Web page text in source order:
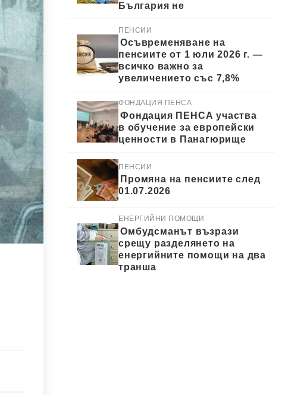
България не
ПЕНСИИ
Осъвременяване на
пенсиите от 1 юли 2026 г. —
всичко важно за
увеличението със 7,8%
ФОНДАЦИЯ ПЕНСА
Фондация ПЕНСА участва
в обучение за европейски
ценности в Панагюрище
ПЕНСИИ
Промяна на пенсиите след
01.07.2026
ЕНЕРГИЙНИ ПОМОЩИ
Омбудсманът възрази
срещу разделянето на
енергийните помощи на два
транша